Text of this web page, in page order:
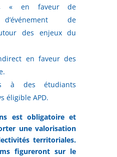
« en faveur de
d’événement de
des enjeux du
en faveur des
à des étudiants
éligible APD.
est obligatoire et
une valorisation
territoriales.
figureront sur le